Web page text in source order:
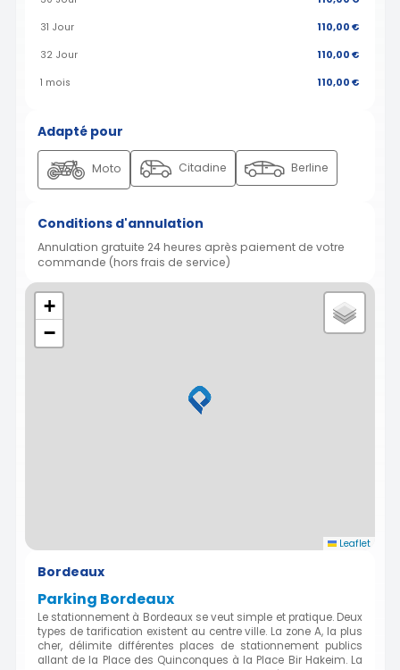
31 Jour 110,00 €
32 Jour 110,00 €
1 mois 110,00 €
Adapté pour
Moto Citadine Berline
Conditions d'annulation
Annulation gratuite 24 heures après paiement de votre
commande (hors frais de service)
+
−
Leaflet
Bordeaux
Parking Bordeaux
Le stationnement à Bordeaux se veut simple et pratique. Deux
types de tarification existent au centre ville. La zone A, la plus
cher, délimite différentes places de stationnement publics
allant de la Place des Quinconques à la Place Bir Hakeim. La